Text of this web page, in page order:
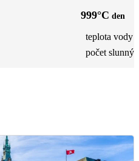
999°C den
teplota vody
počet